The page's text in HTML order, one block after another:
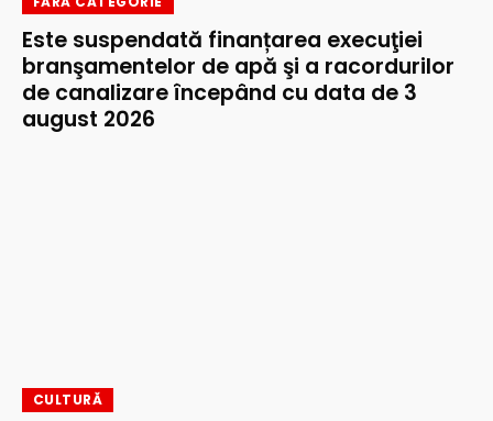
Este suspendată finanțarea execuţiei
branşamentelor de apă şi a racordurilor
de canalizare începând cu data de 3
august 2026
CULTURĂ